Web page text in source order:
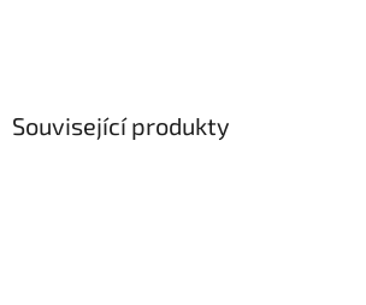
Související produkty